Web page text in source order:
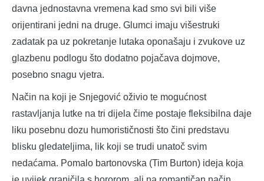
davna jednostavna vremena kad smo svi bili više
orijentirani jedni na druge. Glumci imaju višestruki
zadatak pa uz pokretanje lutaka oponašaju i zvukove uz
glazbenu podlogu što dodatno pojačava dojmove,
posebno snagu vjetra.
Način na koji je Snjegović oživio te mogućnost
rastavljanja lutke na tri dijela čime postaje fleksibilna daje
liku posebnu dozu humorističnosti što čini predstavu
blisku gledateljima, lik koji se trudi unatoč svim
nedaćama. Pomalo bartonovska (Tim Burton) ideja koja